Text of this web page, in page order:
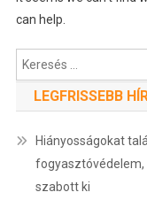
can help.
Keresés:
LEGFRISSEBB
Hiányosságokat
szabott ki